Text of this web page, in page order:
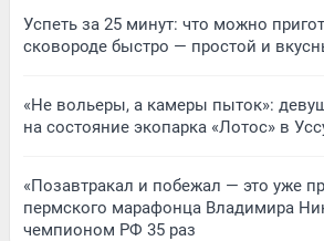
Успеть за 25 минут: что можно
сковороде быстро — простой и
«Не вольеры, а камеры пыток»:
на состояние экопарка «Лотос» в
«Позавтракал и побежал — это уже
пермского марафонца Владимира
чемпионом РФ 35 раз